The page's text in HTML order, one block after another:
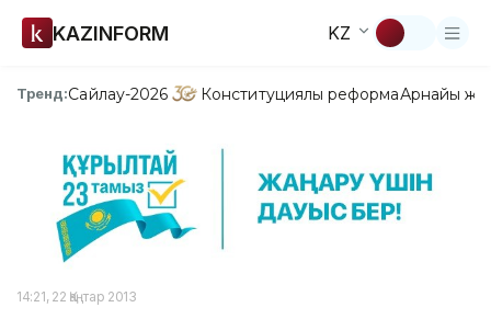
KAZINFORM KZ
Тренд:Сайлау-2026 Конституциялық реформаАрнайы
14:21, 22 Қаңтар 2013